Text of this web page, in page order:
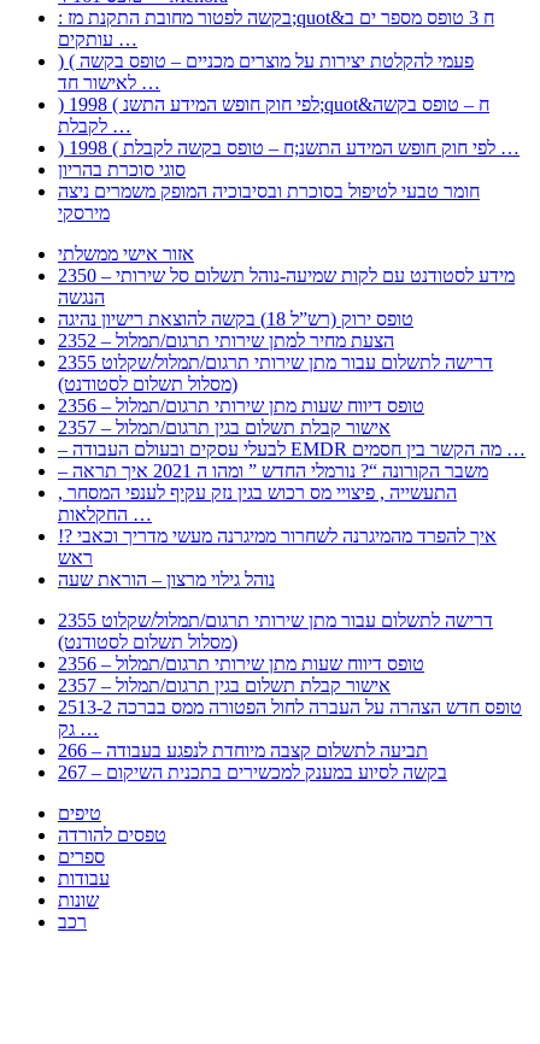
: בקשה לפטור מחובת התקנת מז;quot&ח 3 טופס מספר ים ב
עותקים …
) ( פעמי להקלטת יצירות על מוצרים מכניים – טופס בקשה
לאישור חד …
) 1998 ( לפי חוק חופש המידע התשנ;quot&ח – טופס בקשה
לקבלת …
) 1998 ( לפי חוק חופש המידע התשנ;ח – טופס בקשה לקבלת …
סוגי סוכרת בהריון
חומר טבעי לטיפול בסוכרת ובסיבוכיה המופק משמרים ניצה
מירסקי
אזור אישי ממשלתי
2350 – מידע לסטודנט עם לקות שמיעה-נוהל תשלום סל שירותי
הנגשה
טופס ירוק (רש”ל 18) בקשה להוצאת רישיון נהיגה
2352 – הצעת מחיר למתן שירותי תרגום/תמלול
2355 דרישה לתשלום עבור מתן שירותי תרגום/תמלול/שקלוט
(מסלול תשלום לסטודנט)
2356 – טופס דיווח שעות מתן שירותי תרגום/תמלול
2357 – אישור קבלת תשלום בגין תרגום/תמלול
– לבעלי עסקים ובעולם העבודה EMDR מה הקשר בין חסמים …
– משבר הקורונה “? נורמלי החדש ” ומהו ה 2021 איך תראה
, התעשייה , פיצויי מס רכוש בגין נזק עקיף לענפי המסחר
החקלאות …
!? איך להפרד מהמיגרנה לשחרור ממיגרנה מעשי מדריך וכאבי
ראש
נוהל גילוי מרצון – הוראת שעה
2355 דרישה לתשלום עבור מתן שירותי תרגום/תמלול/שקלוט
(מסלול תשלום לסטודנט)
2356 – טופס דיווח שעות מתן שירותי תרגום/תמלול
2357 – אישור קבלת תשלום בגין תרגום/תמלול
2513-2 טופס חדש הצהרה על העברה לחול הפטורה ממס בברכה
גק …
266 – תביעה לתשלום קצבה מיוחדת לנפגע בעבודה
267 – בקשה לסיוע במענק למכשירים בתכנית השיקום
טיפים
טפסים להורדה
ספרים
עבודות
שונות
רכב